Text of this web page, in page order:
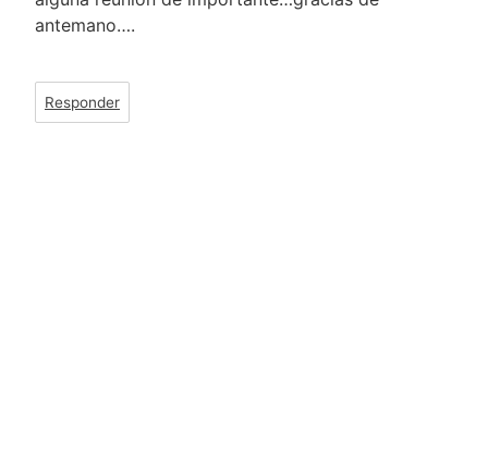
antemano….
Responder